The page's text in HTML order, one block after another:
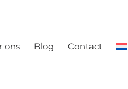
ons Blog Contact